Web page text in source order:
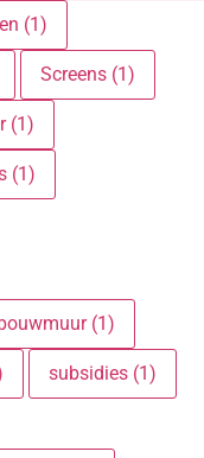
(1)
Screens (1)
(1)
(1)
(1)
subsidies (1)